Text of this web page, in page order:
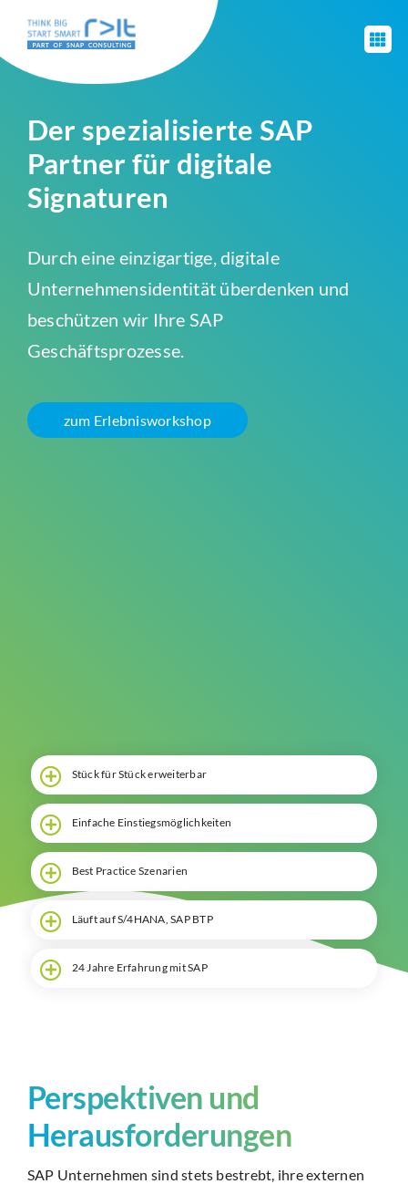
Inhalt
springen
Digitale Signatur Features
Anwendungsfälle & Lösungen
Know-How
Über Uns
Suche
Der spezialisierte SAP
Partner für digitale
Signaturen
Durch eine einzigartige, digitale
Unternehmensidentität überdenken und
beschützen wir Ihre SAP
Geschäftsprozesse.
zum Erlebnisworkshop
Stück für Stück erweiterbar
Einfache Einstiegs­möglichkeiten
Best Practice Szenarien
Läuft auf S/4HANA, SAP BTP
24 Jahre Erfahrung mit SAP
Perspektiven und
Herausforderungen
SAP Unternehmen sind stets bestrebt, ihre externen